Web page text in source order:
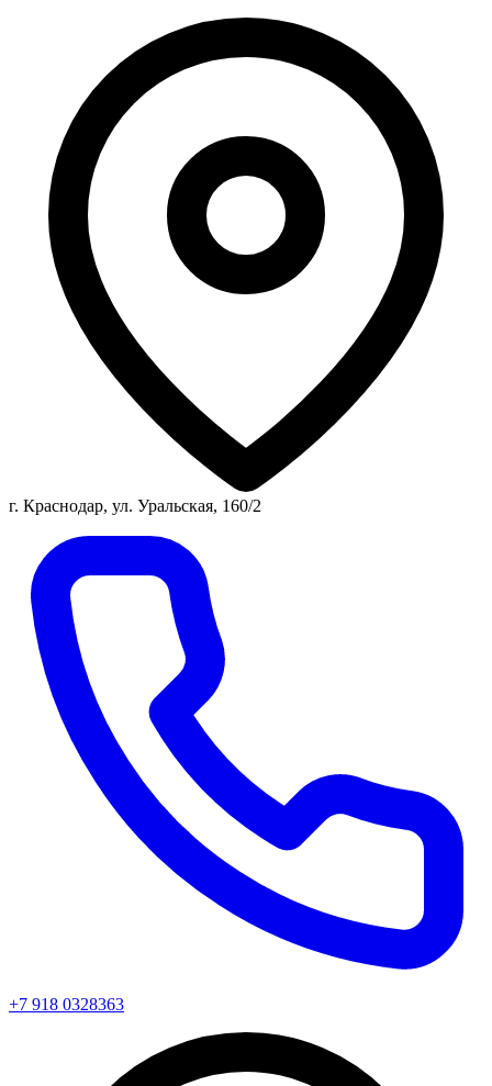
г. Краснодар, ул. Уральская, 160/2
+7 918 0328363